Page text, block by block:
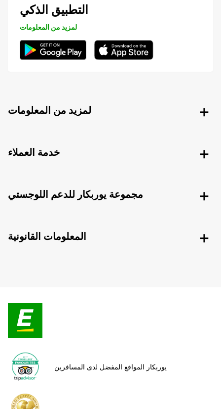
التطبيق الذكي
لمزيد من المعلومات
لمزيد من المعلومات
خدمة العملاء
مجموعة يوربكار للدعم اللوجستي
المعلومات القانونية
يوربكار المواقع المفضل لدى المسافرين